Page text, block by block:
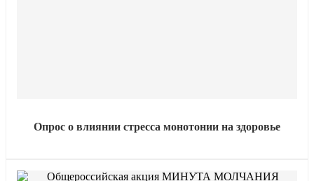
Опрос о влиянии стресса монотонии на здоровье